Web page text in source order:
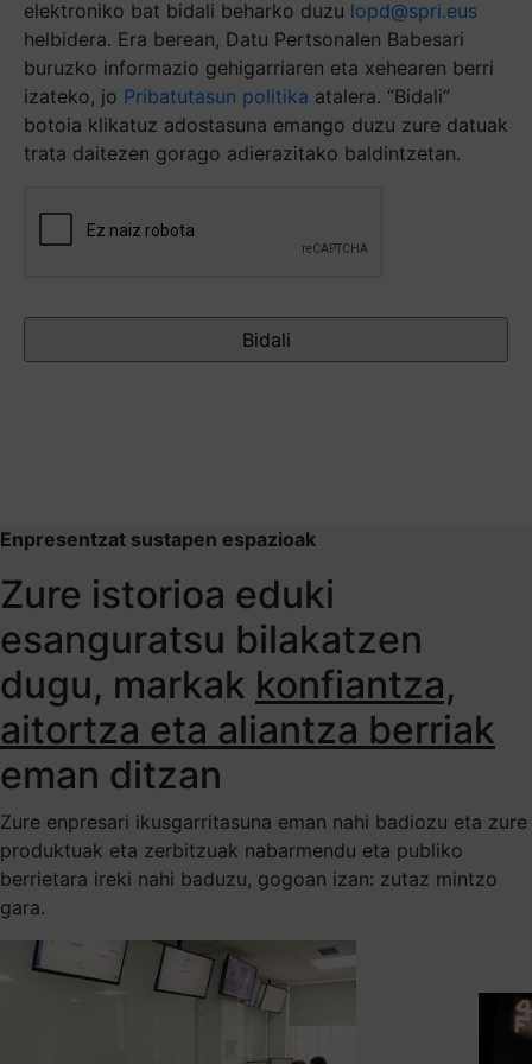
elektroniko bat bidali beharko duzu lopd@spri.eus
helbidera. Era berean, Datu Pertsonalen Babesari
buruzko informazio gehigarriaren eta xehearen berri
izateko, jo Pribatutasun politika atalera. “Bidali”
botoia klikatuz adostasuna emango duzu zure datuak
trata daitezen gorago adierazitako baldintzetan.
Enpresentzat sustapen espazioak
Zure istorioa eduki
esanguratsu bilakatzen
dugu, markak konfiantza,
aitortza eta aliantza berriak
eman ditzan
Zure enpresari ikusgarritasuna eman nahi badiozu eta zure
produktuak eta zerbitzuak nabarmendu eta publiko
berrietara ireki nahi baduzu, gogoan izan: zutaz mintzo
gara.